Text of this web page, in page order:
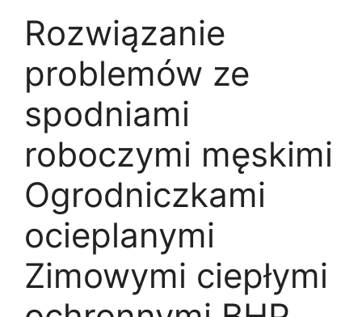
Rozwiązanie
problemów ze
spodniami
roboczymi męskimi
Ogrodniczkami
ocieplanymi
Zimowymi ciepłymi